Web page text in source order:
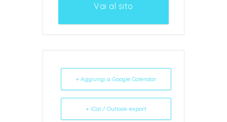
Vai al sito
+ Aggiungi a Google Calendar
+ iCal / Outlook export